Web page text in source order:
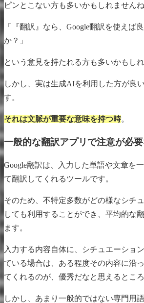
ピンとこない方も多いかもしれませんね
「『翻訳』なら、Google翻訳を使えば
か？」
という意見を持たれる方も多いかもしれ
しかし、実は生成AIを利用した方が良
す。
それは文脈が重要な意味を持つ時。
一般的な翻訳アプリで注意が必
Google翻訳は、入力した単語や文章を
て翻訳してくれるツールです。
そのため、不特定多数がどの様なシチ
しても利用することができ、平均的な
ます。
入力する内容自体に、シチュエーショ
ている場合は、ある程度その内容に沿
てくれるのが、優秀だなと思えるとこ
しかし、あまり一般的ではない専門用